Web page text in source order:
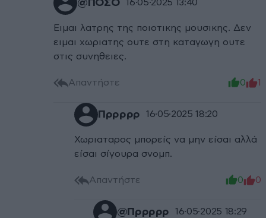
@ΠΟΣΟ 16·05·2025 13:40
Ειμαι λατρης της ποιοτικης μουσικης. Δεν
ειμαι χωριατης ουτε στη καταγωγη ουτε
στις συνηθειες.
Απαντήστε 0 1
Πρρρρρ 16·05·2025 18:20
Χωριαταρος μπορείς να μην είσαι αλλά
είσαι σίγουρα σνομπ.
Απαντήστε 0 0
@Πρρρρρ 16·05·2025 18:29